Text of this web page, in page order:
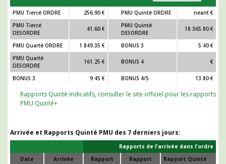
PMU Tiercé ORDRE 256.90 € PMU Quinté ORDRE
neant €
PMU Tiercé
DESORDRE
41.60 €
PMU Quinté
DESORDRE
18 365.80 €
PMU Quarté ORDRE 1 849.35 € BONUS 3
5.40 €
PMU Quarté
DESORDRE
161.25 € BONUS 4 €
BONUS 3 9.45 € BONUS 4/5 13.80 €
Rapports Quinté indicatifs, consulter le site officiel pour les rapports
PMU Quinté+
Arrivée et Rapports Quinté PMU des 7 derniers jours:
Rapports de l'arrivée dans l'ordre
Date
Arrivée
Rapport
Rapport
Rapport Quinté